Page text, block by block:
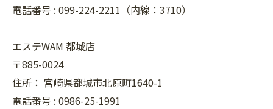
電話番号 : 099-224-2211（内線：3710）
エステWAM 都城店
〒885-0024
住所： 宮崎県都城市北原町1640-1
電話番号 : 0986-25-1991